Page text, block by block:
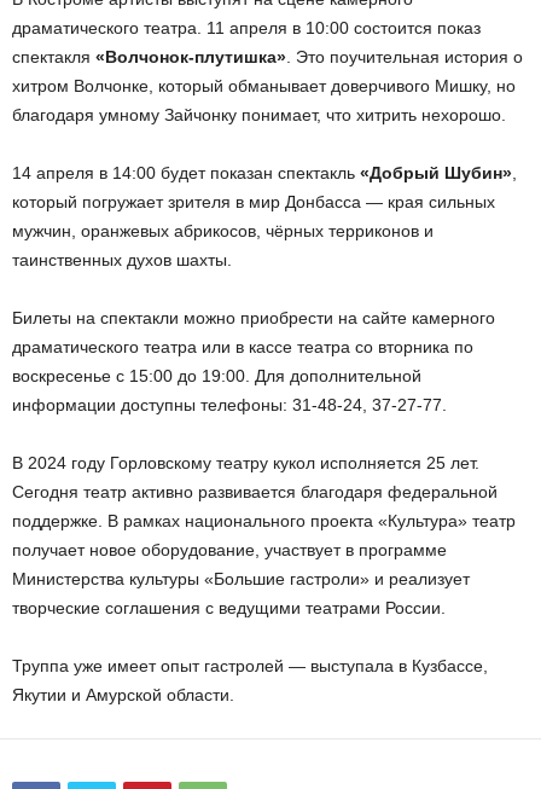
драматического театра. 11 апреля в 10:00 состоится показ
спектакля «Волчонок-плутишка» . Это поучительная история о
хитром Волчонке, который обманывает доверчивого Мишку, но
благодаря умному Зайчонку понимает, что хитрить нехорошо.
14 апреля в 14:00 будет показан спектакль «Добрый Шубин»
который погружает зрителя в мир Донбасса — края сильных
мужчин, оранжевых абрикосов, чёрных терриконов и
таинственных духов шахты.
Билеты на спектакли можно приобрести на сайте камерного
драматического театра или в кассе театра со вторника по
воскресенье с 15:00 до 19:00. Для дополнительной
информации доступны телефоны: 31-48-24, 37-27-77.
В 2024 году Горловскому театру кукол исполняется 25 лет.
Сегодня театр активно развивается благодаря федеральной
поддержке. В рамках национального проекта «Культура» театр
получает новое оборудование, участвует в программе
Министерства культуры «Большие гастроли» и реализует
творческие соглашения с ведущими театрами России.
Труппа уже имеет опыт гастролей — выступала в Кузбассе,
Якутии и Амурской области.